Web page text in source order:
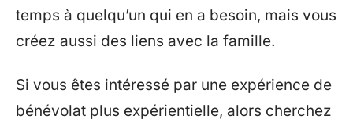
temps à quelqu’un qui en a besoin, mais vous
créez aussi des liens avec la famille.
Si vous êtes intéressé par une expérience de
bénévolat plus expérientielle, alors cherchez